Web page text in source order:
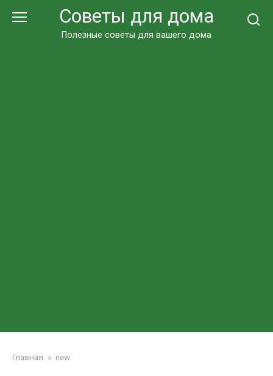
Советы для дома
Полезные советы для вашего дома
Главная » new